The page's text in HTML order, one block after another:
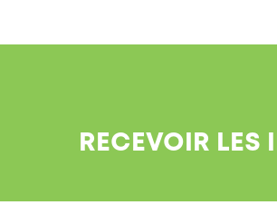
RECEVOIR LES